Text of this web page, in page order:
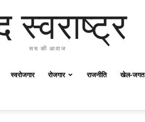
स्वराष्ट्र
सच की आवाज
स्वरोजगार रोजगार राजनीति खेल-जगत